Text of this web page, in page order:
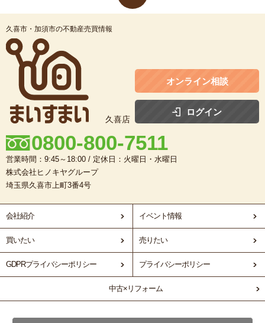
久喜市・加須市の不動産売買情報
久喜店
オンライン相談
ログイン
0800-800-7511
営業時間：9:45～18:00 / 定休日：火曜日・水曜日
株式会社ヒノキヤグループ
埼玉県久喜市上町3番4号
会社紹介 イベント情報
買いたい 売りたい
GDPRプライバシーポリシー プライバシーポリシー
中古×リフォーム